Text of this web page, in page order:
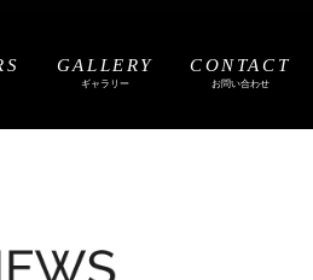
GALLERY
ギャラリー
CONTACT
お問い合わせ